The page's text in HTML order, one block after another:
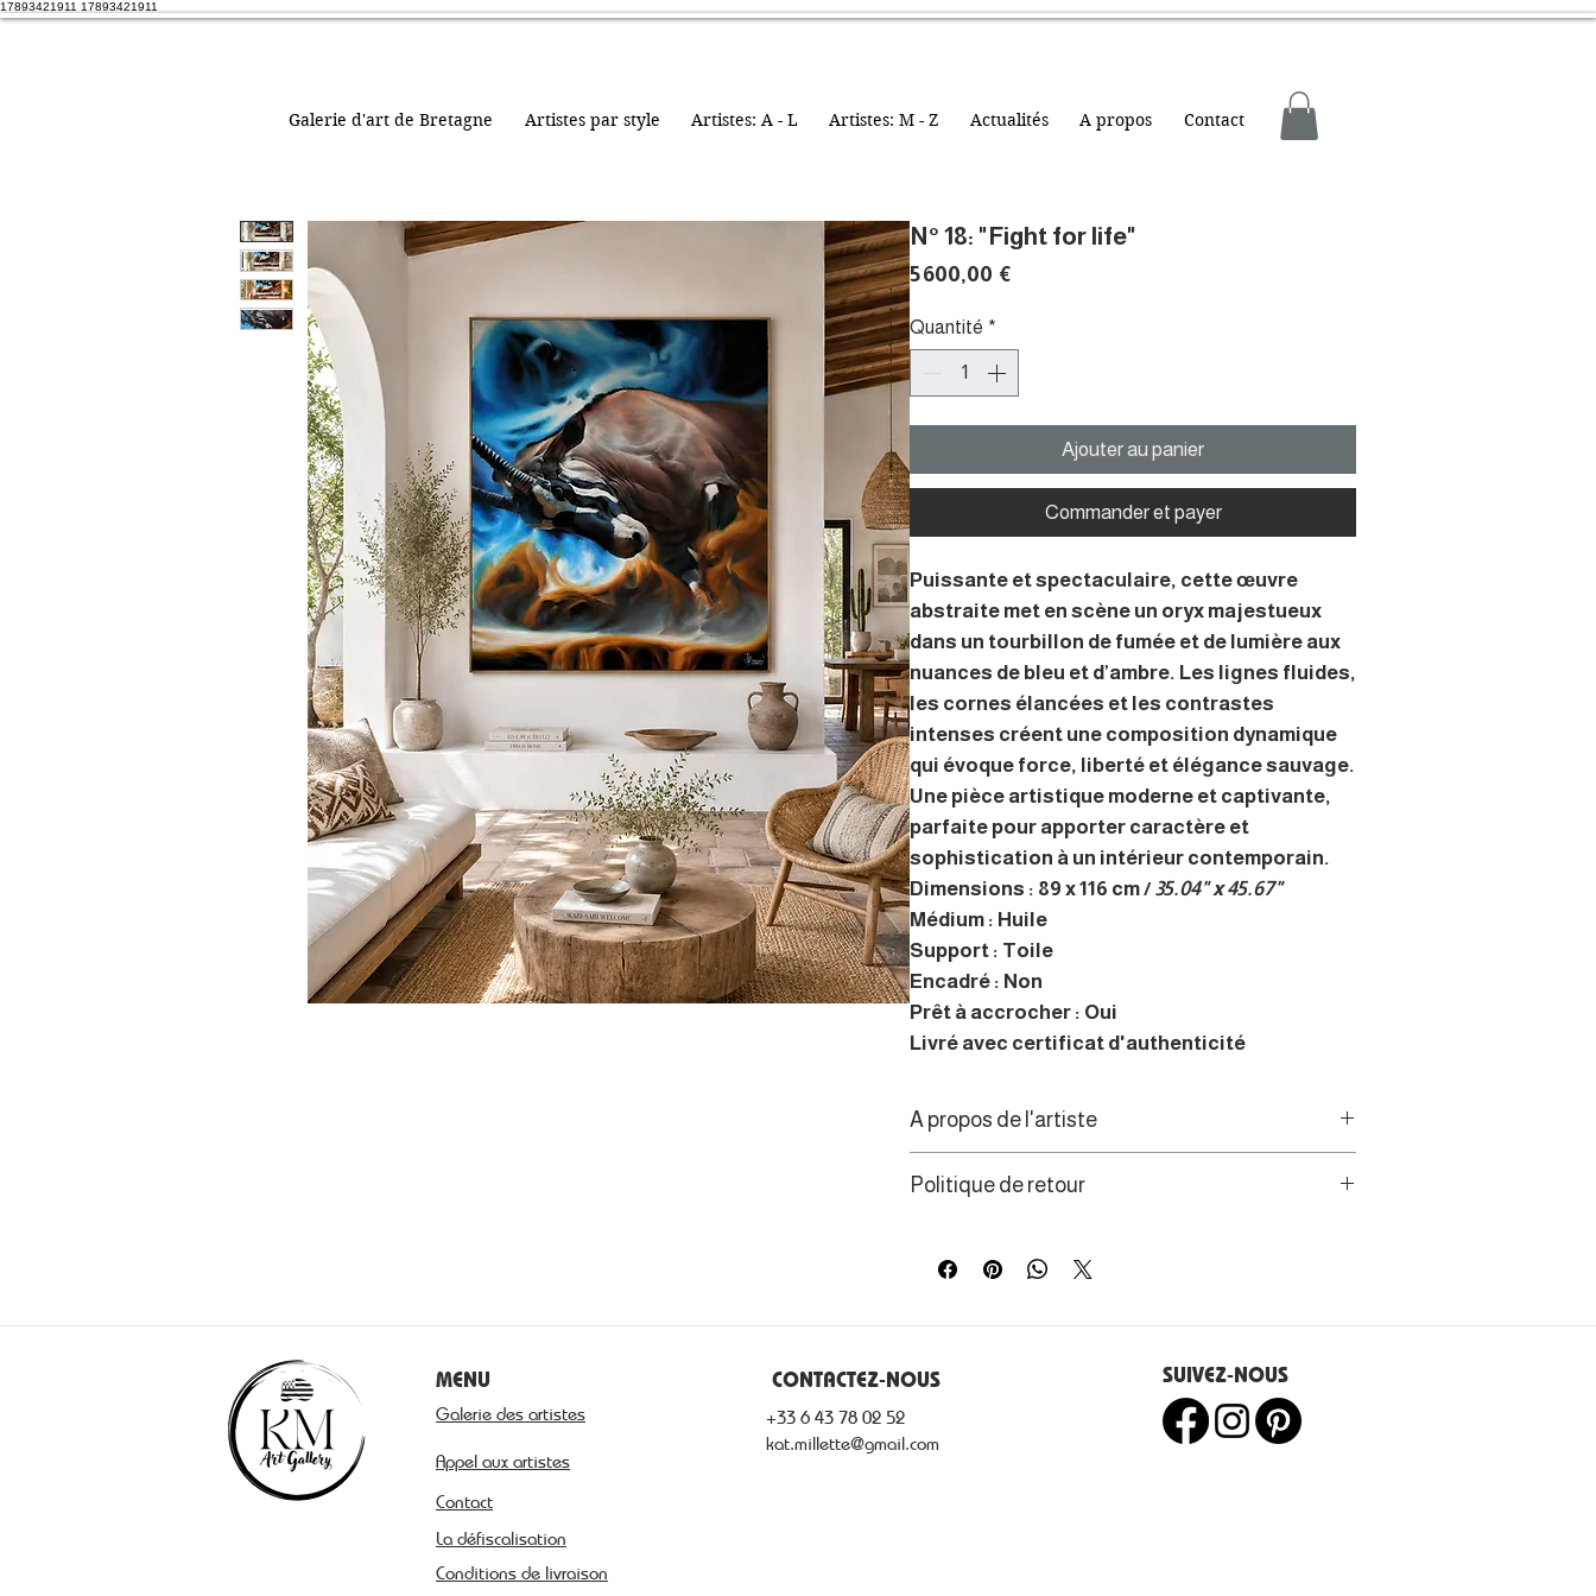
17893421911 17893421911
Galerie d'art de Bretagne Artistes par style Artistes: A - L Artistes: M - Z Actualités A propos Contact
N° 18: "Fight for life"
5 600,00 €
Quantité *
Ajouter au panier
Commander et payer
Puissante et spectaculaire, cette œuvre
abstraite met en scène un oryx majestueux
dans un tourbillon de fumée et de lumière aux
nuances de bleu et d’ambre. Les lignes fluides,
les cornes élancées et les contrastes
intenses créent une composition dynamique
qui évoque force, liberté et élégance sauvage.
Une pièce artistique moderne et captivante,
parfaite pour apporter caractère et
sophistication à un intérieur contemporain.
Dimensions : 89 x 116 cm /35.04" x 45.67"
Médium : Huile
Support : Toile
Encadré : Non
Prêt à accrocher : Oui
Livré avec certificat d'authenticité
A propos de l'artiste
artiste certifié de l'CAC, l’artiste mettent en
fragilités.
Politique de retour
de rétractation de 14 jours.
MENU
Galerie des artistes
Appel aux artistes
Contact
Conditions de livraison
La défiscalisation
CONTACTEZ-NOUS
+33 6 43 78 02 52
kat.millette@gmail.com
SUIVEZ-NOUS